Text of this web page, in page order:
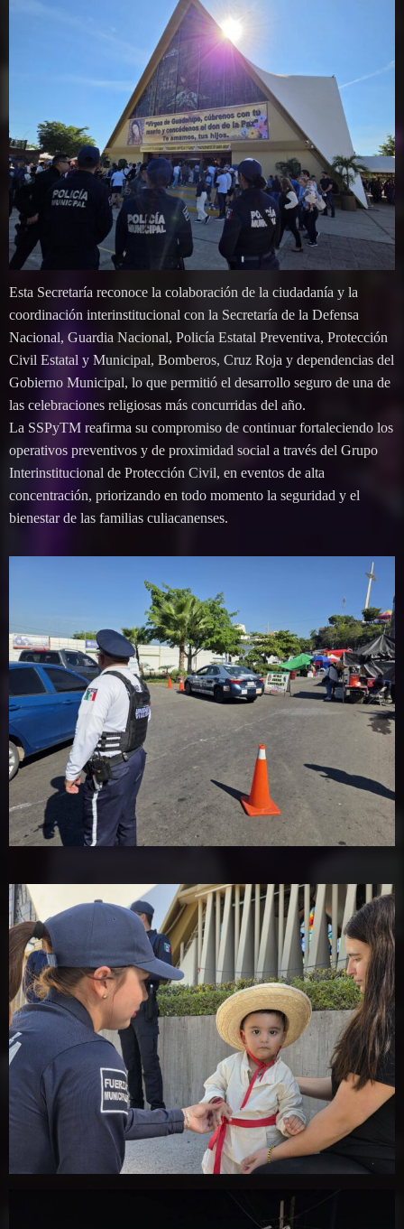
Esta Secretaría reconoce la colaboración de la ciudadanía y la
coordinación interinstitucional con la Secretaría de la Defensa
Nacional, Guardia Nacional, Policía Estatal Preventiva, Protección
Civil Estatal y Municipal, Bomberos, Cruz Roja y dependencias del
Gobierno Municipal, lo que permitió el desarrollo seguro de una de
las celebraciones religiosas más concurridas del año.
La SSPyTM reafirma su compromiso de continuar fortaleciendo los
operativos preventivos y de proximidad social a través del Grupo
Interinstitucional de Protección Civil, en eventos de alta
concentración, priorizando en todo momento la seguridad y el
bienestar de las familias culiacanenses.